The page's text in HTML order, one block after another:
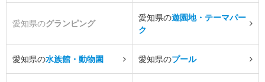
愛知県のグランピング
愛知県の遊園地・テーマパー
ク
愛知県の水族館・動物園 愛知県のプール